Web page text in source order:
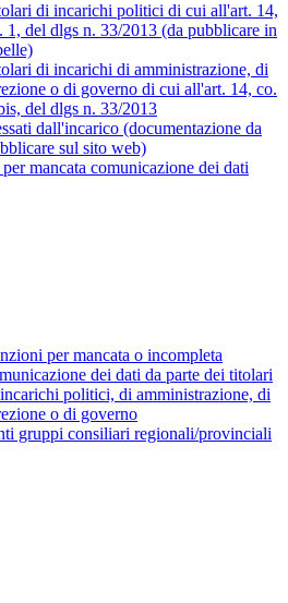
di incarichi politici di cui all'art. 14,
1, del dlgs n. 33/2013 (da pubblicare in
di incarichi di amministrazione, di
o di governo di cui all'art. 14, co.
del dlgs n. 33/2013
dall'incarico (documentazione da
sul sito web)
mancata comunicazione dei dati
per mancata o incompleta
dei dati da parte dei titolari
politici, di amministrazione, di
o di governo
gruppi consiliari regionali/provinciali